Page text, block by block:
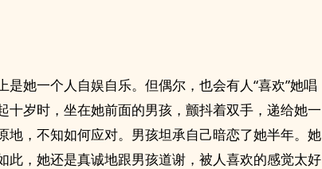
是她一个人自娱自乐。但偶尔，也会有人“喜欢”她唱
十岁时，坐在她前面的男孩，颤抖着双手，递给她一
地，不知如何应对。男孩坦承自己暗恋了她半年。她
此，她还是真诚地跟男孩道谢，被人喜欢的感觉太好